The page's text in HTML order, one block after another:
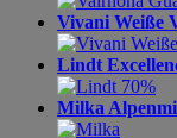
Vivani Weiße
Lindt
Milka